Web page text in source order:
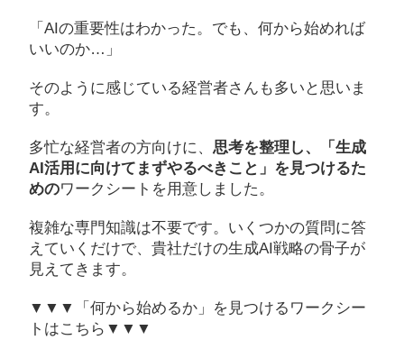
「AIの重要性はわかった。でも、何から始めれば
いいのか…」
そのように感じている経営者さんも多いと思いま
す。
多忙な経営者の方向けに、思考を整理し、「生成
AI活用に向けてまずやるべきこと」を見つけるた
めのワークシートを用意しました。
複雑な専門知識は不要です。いくつかの質問に答
えていくだけで、貴社だけの生成AI戦略の骨子が
見えてきます。
▼▼▼「何から始めるか」を見つけるワークシー
トはこちら▼▼▼